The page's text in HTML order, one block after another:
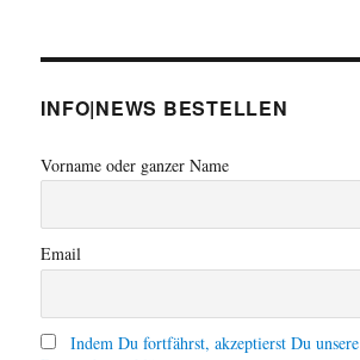
INFO|NEWS BESTELLEN
Vorname oder ganzer Name
Email
Indem Du fortfährst, akzeptierst Du unsere